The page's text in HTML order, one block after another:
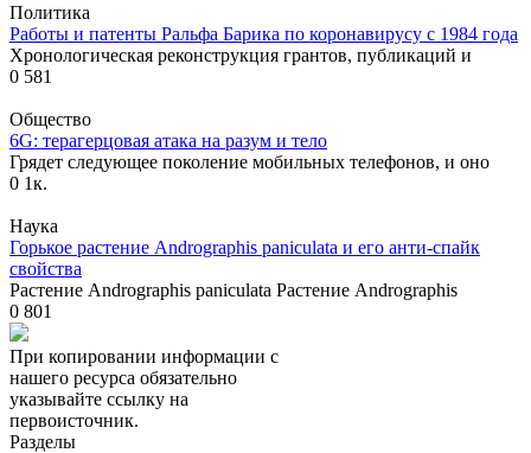
Политика
Работы и патенты Ральфа Барика по коронавирусу с 1984 года
Хронологическая реконструкция грантов, публикаций и
0 581
Общество
6G: терагерцовая атака на разум и тело
Грядет следующее поколение мобильных телефонов, и оно
0 1к.
Наука
Горькое растение Andrographis paniculata и его анти-спайк
свойства
Растение Andrographis paniculata Растение Andrographis
0 801
При копировании информации с
нашего ресурса обязательно
указывайте ссылку на
первоисточник.
Разделы